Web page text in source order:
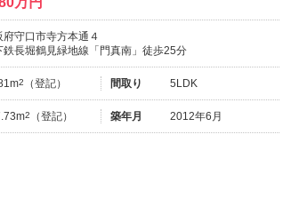
府守口市寺方本通４
鉄長堀鶴見緑地線「門真南」徒歩25分
2 （登記） 間取り 5LDK
2 （登記） 築年月 2012年6月